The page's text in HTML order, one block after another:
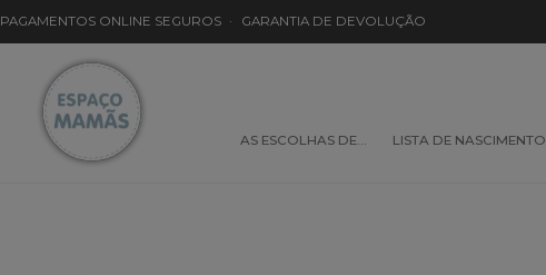
PAGAMENTOS ONLINE SEGUROS · GARANTIA DE DEVOLUÇÃO
AS ESCOLHAS DE… LISTA DE NASCIMENTO